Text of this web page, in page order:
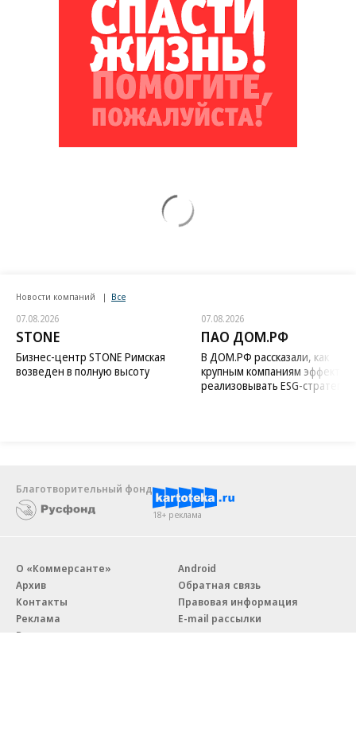
Новости компаний Все
07.08.2026
STONE
Бизнес-центр STONE Римская
возведен в полную высоту
07.08.2026
ПАО ДОМ.РФ
В ДОМ.РФ рассказали, как
крупным компаниям
реализовывать ESG-стратегию
Благотворительный фонд
18+ реклама
О «Коммерсанте»
Архив
Контакты
Реклама
Вакансии
Android
Обратная связь
Правовая информация
E-mail рассылки